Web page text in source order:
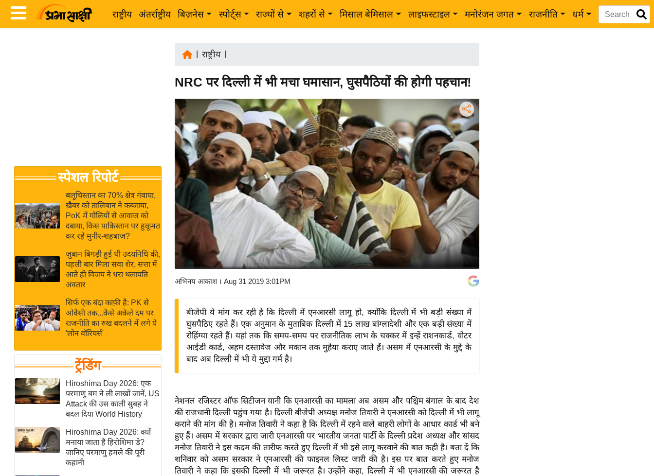
राष्ट्रीय अंतर्राष्ट्रीय बिज़नेस स्पोर्ट्स राज्यों से शहरों से मिसाल बेमिसाल लाइफस्टाइल मनोरंजन जगत राजनीति धर्म
Breaking
News in
Hindi
Hindi
Videos
जगत
राय
बजट
IPL
2026
ई-पेपर
मिसाल बेमिसाल
शख्सियत
यंग इंडिया
साहित्य जगत
ऑटो वर्ल्ड
न्यूज ब्रीफ
मनोरंजन जगत
बॉलीवुड
हॉलीवुड
फिल्म समीक्षा
स्पेशल रिपोर्ट
बलूचिस्तान का 70% क्षेत्र गंवाया,
खैबर को तालिबान ने कब्जाया,
PoK में गोलियों से आवाज को
दबाया, किस पाकिस्तान पर हुकूमत
कर रहे मुनीर-शहबाज?
जुबान बिगड़ी हुई थी उदयनिधि की,
पहली बार मिला सवा शेर, सत्ता में
आते ही विजय ने धरा थलापति
अवतार
सिर्फ एक बंदा काफ़ी है: PK से
ओवैसी तक...कैसे अकेले दम पर
राजनीति का रुख बदलने में लगे ये
'लोन वॉरियर्स'
ट्रेंडिंग
Hiroshima Day 2026: एक
परमाणु बम ने ली लाखों जानें, US
Attack की उस काली सुबह ने
बदल दिया World History
Hiroshima Day 2026: क्यों
मनाया जाता है हिरोशिमा डे?
जानिए परमाणु हमले की पूरी
कहानी
राष्ट्रीय|
NRC पर दिल्ली में भी मचा घमासान, घुसपैठियों की होगी पहचान!
अभिनय आकाश। Aug 31 2019 3:01PM
बीजेपी ये मांग कर रही है कि दिल्ली में एनआरसी लागू हो, क्योंकि दिल्ली में भी बड़ी संख्या में
घुसपैठिए रहते हैं। एक अनुमान के मुताबिक दिल्ली में 15 लाख बांग्लादेशी और एक बड़ी संख्या में
रोहिंग्या रहते हैं। यहां तक कि समय-समय पर राजनीतिक लाभ के चक्कर में इन्हें राशनकार्ड, वोटर
आईडी कार्ड, अहम दस्तावेज और मकान तक मुहैया कराए जाते हैं। असम में एनआरसी के मुद्दे के
बाद अब दिल्ली में भी ये मुद्दा गर्म है।
नेशनल रजिस्टर ऑफ सिटीजन यानी कि एनआरसी का मामला अब असम और पश्चिम बंगाल के बाद देश
की राजधानी दिल्ली पहुंच गया है। दिल्ली बीजेपी अध्यक्ष मनोज तिवारी ने एनआरसी को दिल्ली में भी लागू
कराने की मांग की है। मनोज तिवारी ने कहा है कि दिल्ली में रहने वाले बाहरी लोगों के आधार कार्ड भी बने
हुए हैं। असम में सरकार द्वारा जारी एनआरसी पर भारतीय जनता पार्टी के दिल्ली प्रदेश अध्यक्ष और सांसद
मनोज तिवारी ने इस कदम की तारीफ करते हुए दिल्ली में भी इसे लागू करवाने की बात कही है। बता दें कि
शनिवार को असम सरकार ने एनआरसी की फाइनल लिस्ट जारी की है। इस पर बात करते हुए मनोज
तिवारी ने कहा कि इसकी दिल्ली में भी जरूरत है। उन्होंने कहा, दिल्ली में भी एनआरसी की जरूरत है